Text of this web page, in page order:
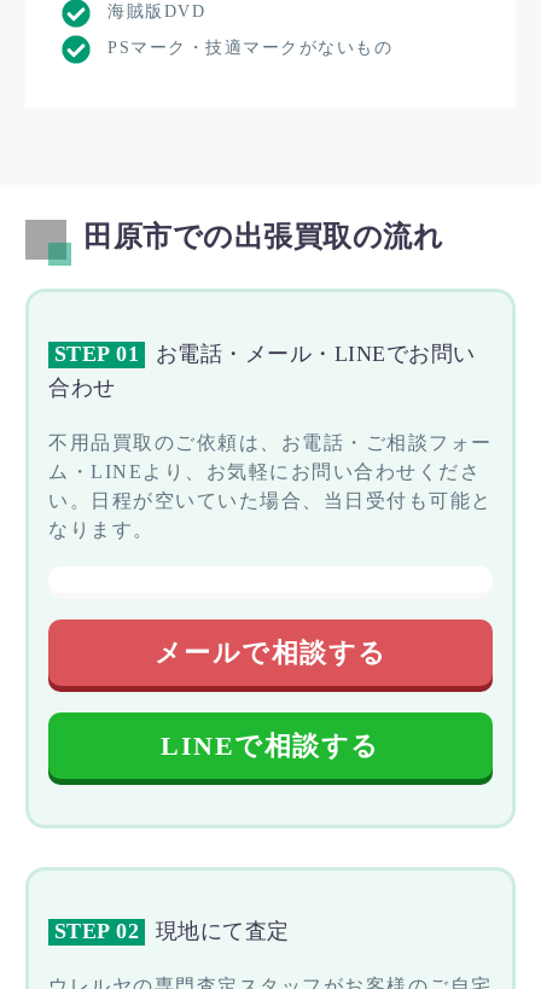
海賊版DVD
PSマーク・技適マークがないもの
田原市での出張買取の流れ
STEP 01
お電話・メール・LINEでお問い
合わせ
不用品買取のご依頼は、お電話・ご相談フォー
ム・LINEより、お気軽にお問い合わせくださ
い。日程が空いていた場合、当日受付も可能と
なります。
メールで相談する
LINEで相談する
STEP 02 現地にて査定